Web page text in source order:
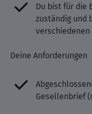
Du bist für die
zuständig und
Deine Anforderungen
Gesellenbrief